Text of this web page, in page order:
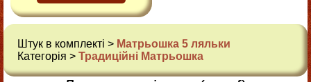
Штук в комплекті > Матрьошка 5 ляльки
Категорія > Традиційні Матрьошка